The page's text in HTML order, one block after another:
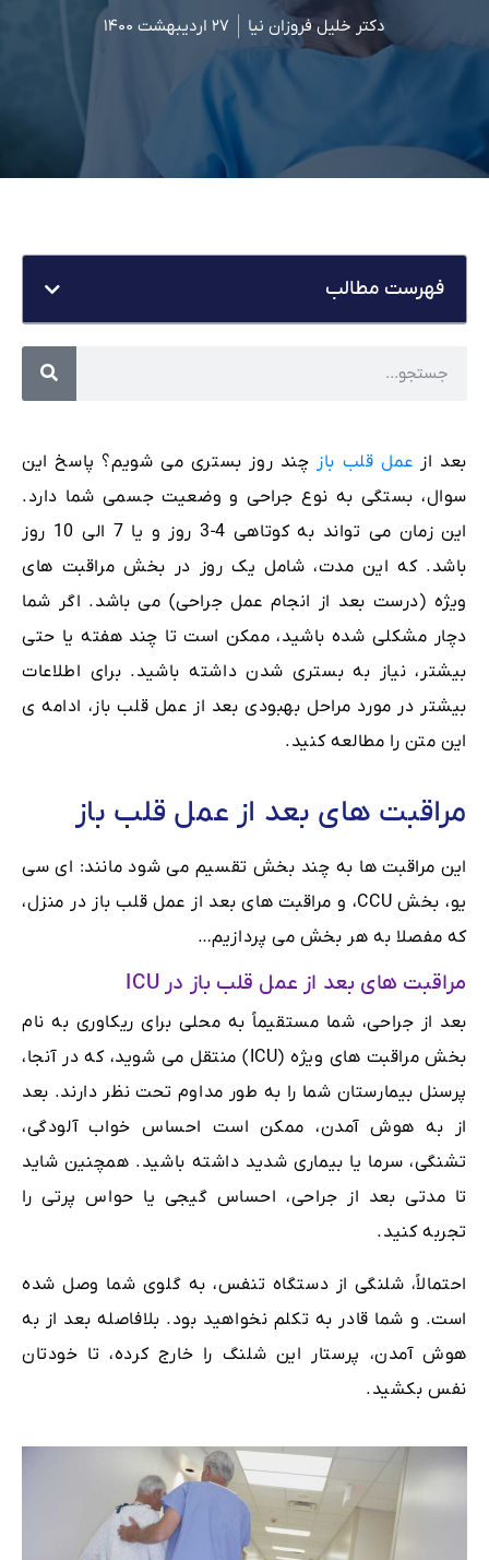
دکتر خلیل فروزان نیا ۲۷ اردیبهشت ۱۴۰۰
بعد از عمل قلب باز چند روز بستری می شویم؟ پاسخ این
سوال، بستگی به نوع جراحی و وضعیت جسمی شما دارد.
این زمان می تواند به کوتاهی 4-3 روز و یا 7 الی 10 روز
باشد. که این مدت، شامل یک روز در بخش مراقبت های
ویژه (درست بعد از انجام عمل جراحی) می باشد. اگر شما
دچار مشکلی شده باشید، ممکن است تا چند هفته یا حتی
بیشتر، نیاز به بستری شدن داشته باشید. برای اطلاعات
بیشتر در مورد مراحل بهبودی بعد از عمل قلب باز، ادامه ی
این متن را مطالعه کنید.
مراقبت های بعد از عمل قلب باز
این مراقبت ها به چند بخش تقسیم می شود مانند: ای سی
یو، بخش CCU، و مراقبت های بعد از عمل قلب باز در منزل،
که مفصلا به هر بخش می پردازیم…
مراقبت های بعد از عمل قلب باز در ICU
بعد از جراحی، شما مستقیماً به محلی برای ریکاوری به نام
بخش مراقبت های ویژه (ICU) منتقل می شوید، که در آنجا،
پرسنل بیمارستان شما را به طور مداوم تحت نظر دارند. بعد
از به هوش آمدن، ممکن است احساس خواب آلودگی،
تشنگی، سرما یا بیماری شدید داشته باشید. همچنین شاید
تا مدتی بعد از جراحی، احساس گیجی یا حواس پرتی را
تجربه کنید.
احتمالاً، شلنگی از دستگاه تنفس، به گلوی شما وصل شده
است. و شما قادر به تکلم نخواهید بود. بلافاصله بعد از به
هوش آمدن، پرستار این شلنگ را خارج کرده، تا خودتان
نفس بکشید.
فهرست مطالب